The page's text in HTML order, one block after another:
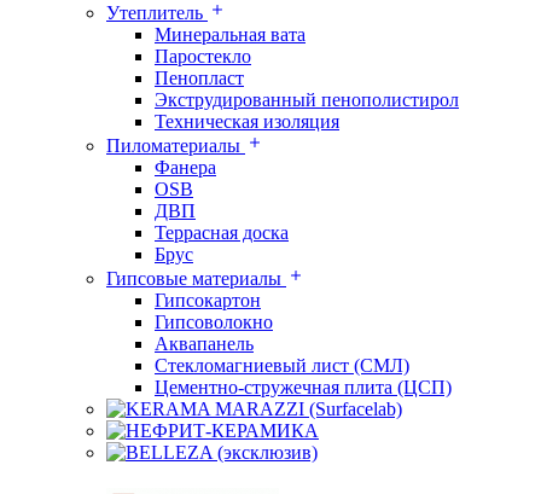
Утеплитель
Минеральная вата
Паростекло
Пенопласт
Экструдированный пенополистирол
Техническая изоляция
Пиломатериалы
Фанера
OSB
ДВП
Террасная доска
Брус
Гипсовые материалы
Гипсокартон
Гипсоволокно
Аквапанель
Стекломагниевый лист (СМЛ)
Цементно-стружечная плита (ЦСП)